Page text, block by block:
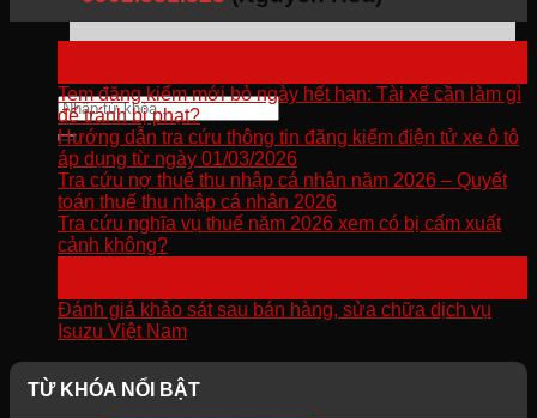
Tìm
kiếm:
Tem đăng kiểm mới bỏ ngày hết hạn: Tài xế cần làm gì
để tránh bị phạt?
Hướng dẫn tra cứu thông tin đăng kiểm điện tử xe ô tô
áp dụng từ ngày 01/03/2026
Tra cứu nợ thuế thu nhập cá nhân năm 2026 – Quyết
toán thuế thu nhập cá nhân 2026
Tra cứu nghĩa vụ thuế năm 2026 xem có bị cấm xuất
cảnh không?
Đánh giá khảo sát sau bán hàng, sửa chữa dịch vụ
Isuzu Việt Nam
TỪ KHÓA NỔI BẬT